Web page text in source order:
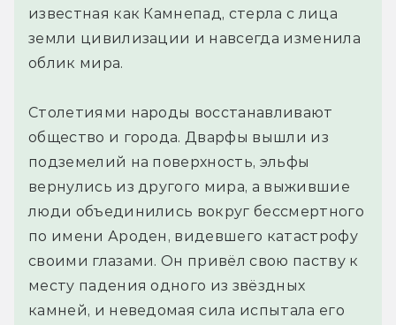
известная как Камнепад, стерла с лица
земли цивилизации и навсегда изменила
облик мира.
Столетиями народы восстанавливают
общество и города. Дварфы вышли из
подземелий на поверхность, эльфы
вернулись из другого мира, а выжившие
люди объединились вокруг бессмертного
по имени Ароден, видевшего катастрофу
своими глазами. Он привёл свою паству к
месту падения одного из звёздных
камней, и неведомая сила испытала его